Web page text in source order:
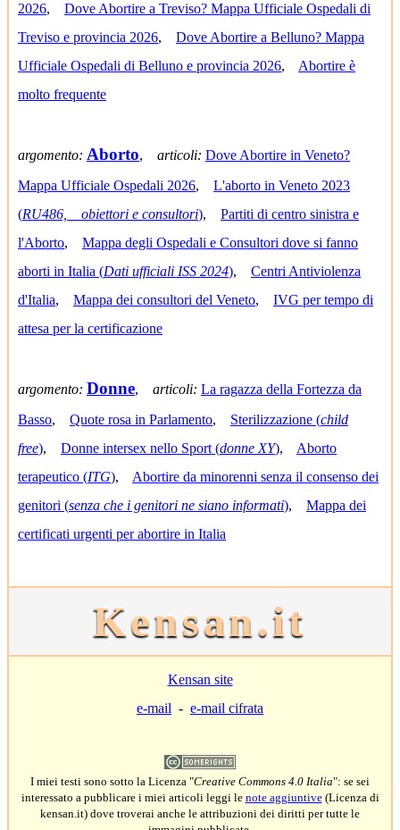
2026, Dove Abortire a Treviso? Mappa Ufficiale Ospedali di
Treviso e provincia 2026, Dove Abortire a Belluno? Mappa
Ufficiale Ospedali di Belluno e provincia 2026, Abortire è
molto frequente
argomento: Aborto, articoli: Dove Abortire in Veneto?
Mappa Ufficiale Ospedali 2026, L'aborto in Veneto 2023
(RU486, obiettori e consultori), Partiti di centro sinistra e
l'Aborto, Mappa degli Ospedali e Consultori dove si fanno
aborti in Italia (Dati ufficiali ISS 2024), Centri Antiviolenza
d'Italia, Mappa dei consultori del Veneto, IVG per tempo di
attesa per la certificazione
argomento: Donne, articoli: La ragazza della Fortezza da
Basso, Quote rosa in Parlamento, Sterilizzazione (child
free), Donne intersex nello Sport (donne XY), Aborto
terapeutico (ITG), Abortire da minorenni senza il consenso dei
genitori (senza che i genitori ne siano informati), Mappa dei
certificati urgenti per abortire in Italia
Kensan.it
Kensan site
e-mail - e-mail cifrata
I miei testi sono sotto la Licenza "Creative Commons 4.0 Italia": se sei
interessato a pubblicare i miei articoli leggi le note aggiuntive(Licenza di
kensan.it) dove troverai anche le attribuzioni dei diritti per tutte le